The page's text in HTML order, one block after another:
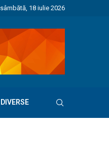
sâmbătă, 18 iulie 2026
DIVERSE